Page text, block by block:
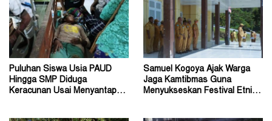
Puluhan Siswa Usia PAUD
Hingga SMP Diduga
Keracunan Usai Menyantap
Samuel Kogoya Ajak Warga
Jaga Kamtibmas Guna
Menyukseskan Festival Etnik